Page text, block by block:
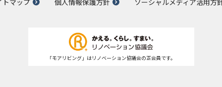
「モアリビング」はリノベーション協議会の正会員です。